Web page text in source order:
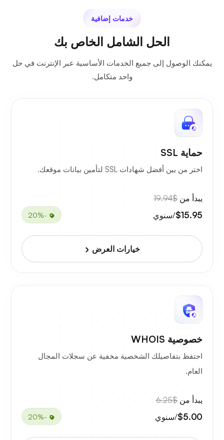
خدمات إضافية
الحل الشامل الخاص بك
يمكنك الوصول إلى جميع الخدمات الأساسية عبر الإنترنت في حل
واحد متكامل.
حماية SSL
اختر من بين أفضل شهادات SSL لتأمين بيانات موقعك.
يبدأ من $19.94
$15.95/سنوي -20%
خيارات العرض
خصوصية WHOIS
احتفظ بتفاصيلك الشخصية مخفية عن سجلات المجال
العام.
يبدأ من $6.25
$5.00/سنوي -20%